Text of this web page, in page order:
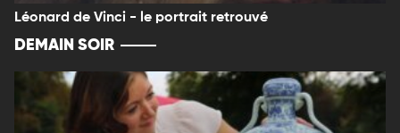
Léonard de Vinci - le portrait retrouvé
DEMAIN SOIR